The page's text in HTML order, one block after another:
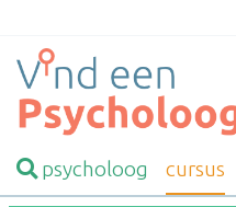
psycholoog cursus